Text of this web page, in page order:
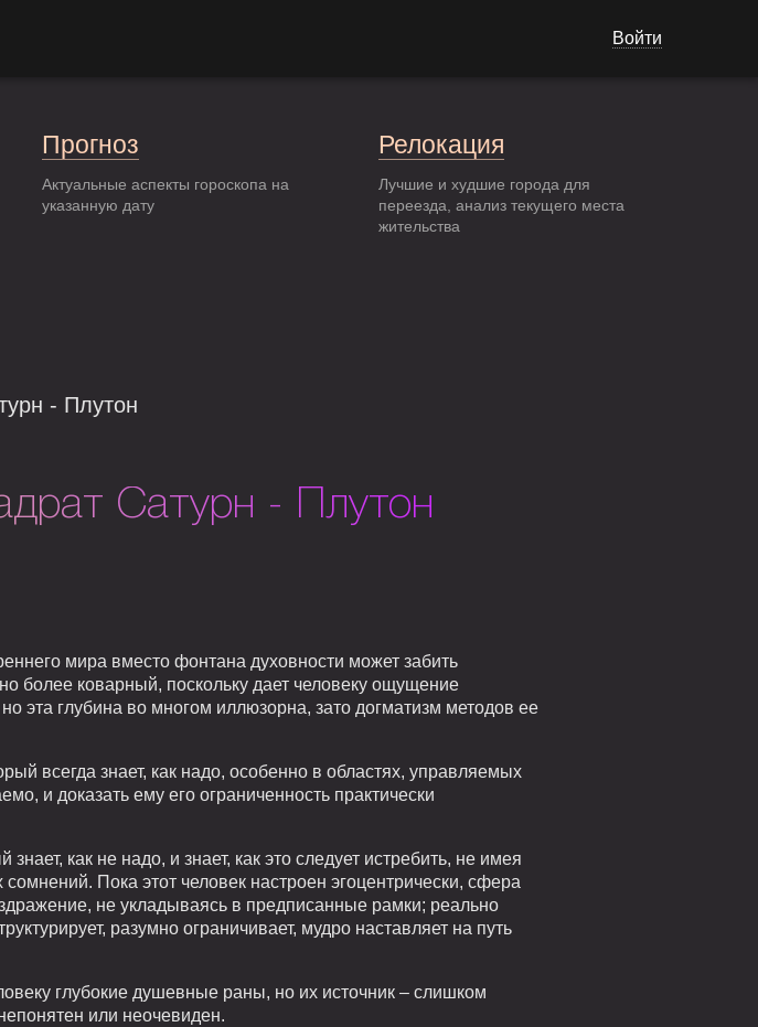
Войти
Прогноз
Актуальные аспекты гороскопа на
указанную дату
Релокация
Лучшие и худшие города для
переезда, анализ текущего места
жительства
- Плутон
Сатурн - Плутон
мира вместо фонтана духовности может забить
более коварный, поскольку дает человеку ощущение
эта глубина во многом иллюзорна, зато догматизм методов ее
всегда знает, как надо, особенно в областях, управляемых
и доказать ему его ограниченность практически
как не надо, и знает, как это следует истребить, не имея
Пока этот человек настроен эгоцентрически, сфера
не укладываясь в предписанные рамки; реально
разумно ограничивает, мудро наставляет на путь
глубокие душевные раны, но их источник – слишком
или неочевиден.